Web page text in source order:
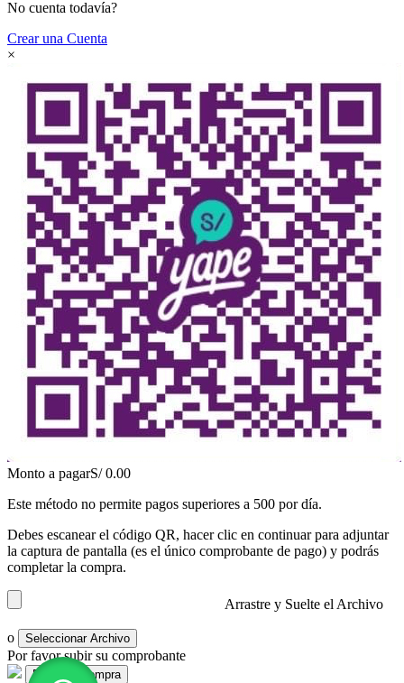
No cuenta todavía?
Crear una Cuenta
×
Monto a pagarS/0.00
Este método no permite pagos superiores a 500 por día.
Debes escanear el código QR, hacer clic en continuar para adjuntar
la captura de pantalla (es el único comprobante de pago) y podrás
completar la compra.
Arrastre y Suelte el Archivo
o Seleccionar Archivo
Por favor subir su comprobante